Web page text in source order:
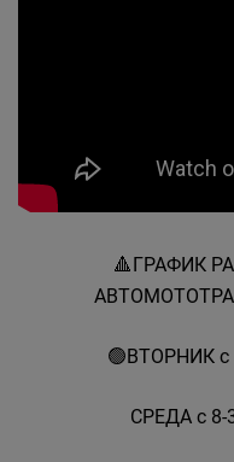
🔺️ГРАФИК
🟢ВТОРНИК с
СРЕДА с 8-